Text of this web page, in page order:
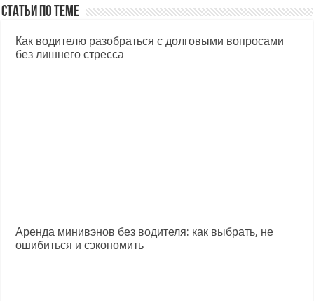
Статьи по теме
Как водителю разобраться с долговыми вопросами
без лишнего стресса
Аренда минивэнов без водителя: как выбрать, не
ошибиться и сэкономить